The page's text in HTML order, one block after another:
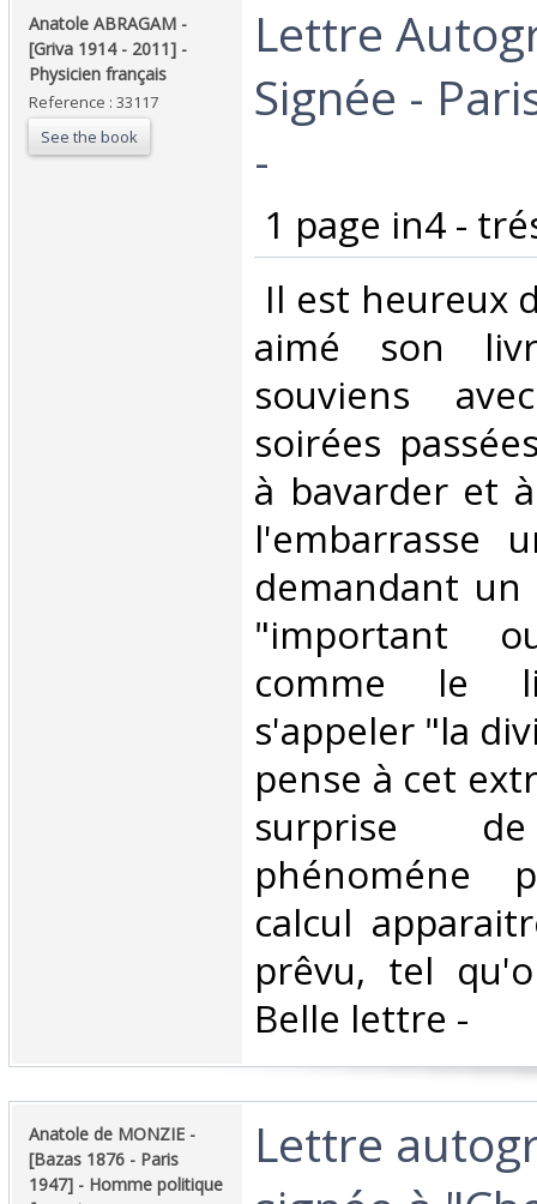
‎Anatole ABRAGAM -
[Griva 1914 - 2011] -
Physicien français‎
Reference : 33117
See the book
‎Lettre
Signée -
-‎
1 page in4 -
Il est heureux
aimé son
souviens
soirées
à bavarder et
l'embarrasse
demandant
"important
comme le
s'appeler "la
pense à cet
surprise
phénoméne
calcul
prêvu, tel
Belle lettre - ‎
‎Anatole de MONZIE -
[Bazas 1876 - Paris
1947] - Homme politique
‎Lettre